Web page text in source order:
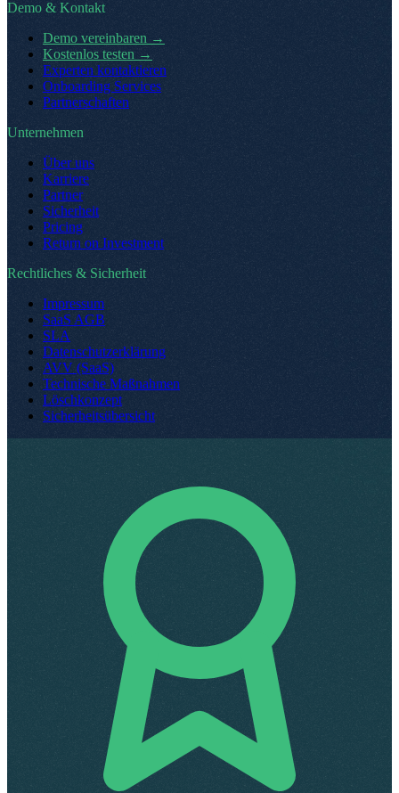
Demo & Kontakt
Demo vereinbaren →
Kostenlos testen →
Experten kontaktieren
Onboarding Services
Partnerschaften
Unternehmen
Über uns
Karriere
Partner
Sicherheit
Pricing
Return on Investment
Rechtliches & Sicherheit
Impressum
SaaS AGB
SLA
Datenschutzerklärung
AVV (SaaS)
Technische Maßnahmen
Löschkonzept
Sicherheitsübersicht